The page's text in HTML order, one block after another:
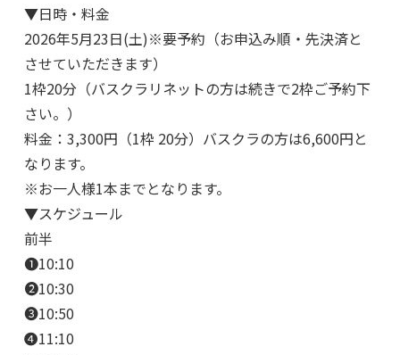
▼日時・料金
2026年5月23日(土)※要予約（お申込み順・先決済と
させていただきます）
1枠20分（バスクラリネットの方は続きで2枠ご予約下
さい。）
料金：3,300円（1枠 20分）バスクラの方は6,600円と
なります。
※お一人様1本までとなります。
▼スケジュール
前半
❶10:10
❷10:30
❸10:50
❹11:10